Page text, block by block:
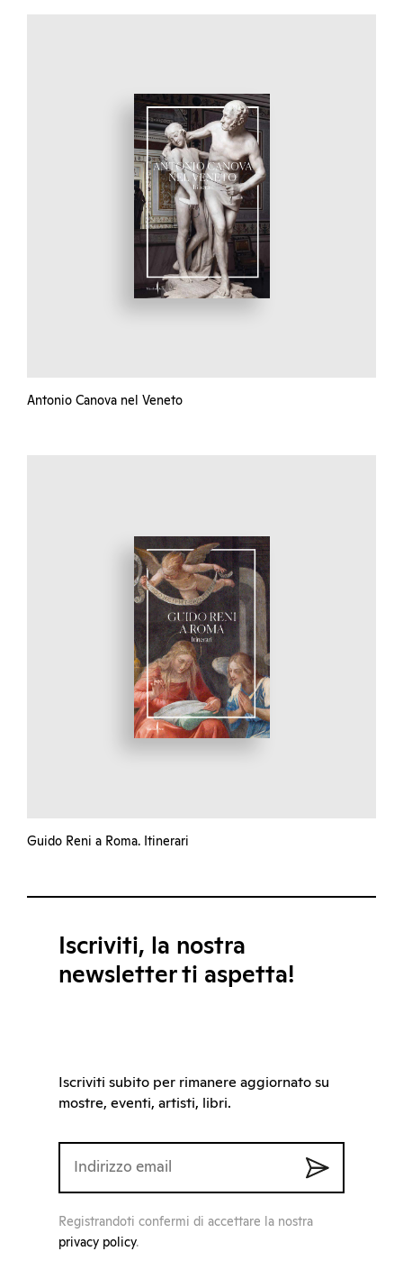
Antonio Canova nel Veneto
Guido Reni a Roma. Itinerari
Iscriviti, la nostra
newsletter ti aspetta!
Iscriviti subito per rimanere aggiornato su
mostre, eventi, artisti, libri.
Registrandoti confermi di accettare la nostra
privacy policy.